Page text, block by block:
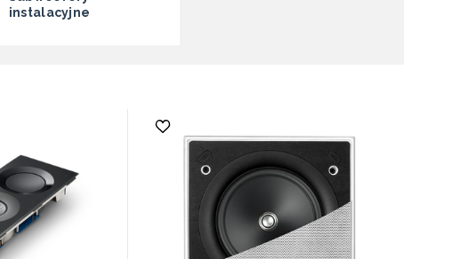
instalacyjne